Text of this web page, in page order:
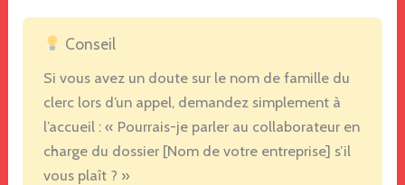
Conseil
Si vous avez un doute sur le nom de famille du
clerc lors d’un appel, demandez simplement à
l’accueil : « Pourrais-je parler au collaborateur en
charge du dossier [Nom de votre entreprise] s’il
vous plaît ? »